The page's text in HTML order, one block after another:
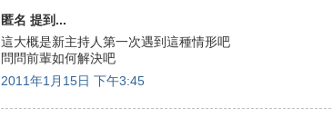
匿名 提到...
這大概是新主持人第一次遇到這種情形吧
問問前輩如何解決吧
2011年1月15日 下午3:45